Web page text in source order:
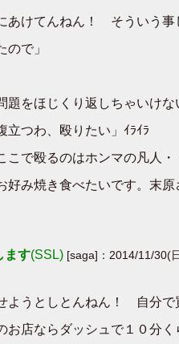
あけてんねん！ そういう事
で」
題をほじくり返しちゃいけ
立つわ、殴りたい」ｲﾗｲﾗ
で殴るのはホンマの凡人
み焼き食べたいです。末原
ます(SSL) [saga]：2014/11/30(
ようとしとんねん！ 自分で
店ならダッシュで１０分